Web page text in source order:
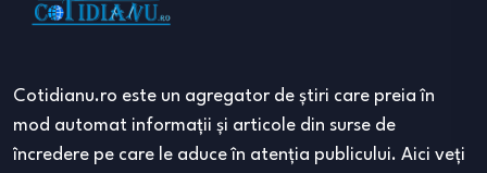
Cotidianu.ro este un agregator de ştiri care preia în
mod automat informaţii şi articole din surse de
încredere pe care le aduce în atenţia publicului. Aici veţi